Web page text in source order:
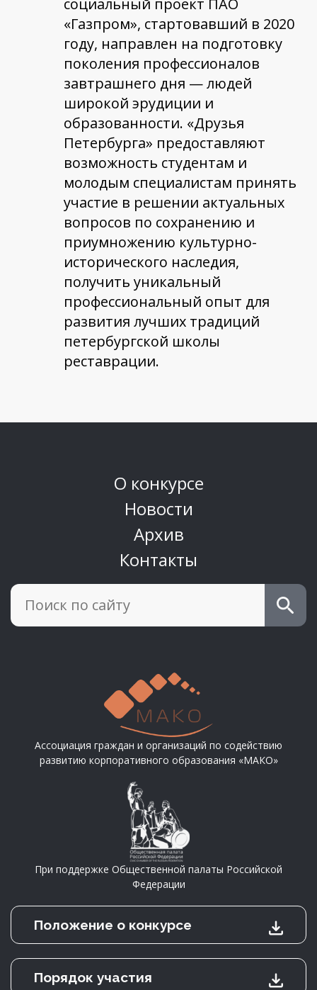
социальный проект ПАО
«Газпром», стартовавший в 2020
году, направлен на подготовку
поколения профессионалов
завтрашнего дня — людей
широкой эрудиции и
образованности. «Друзья
Петербурга» предоставляют
возможность студентам и
молодым специалистам принять
участие в решении актуальных
вопросов по сохранению и
приумножению культурно-
исторического наследия,
получить уникальный
профессиональный опыт для
развития лучших традиций
петербургской школы
реставрации.
О конкурсе
Новости
Архив
Контакты
Ассоциация граждан и организаций по содействию
развитию корпоративного образования «МАКО»
При поддержке Общественной палаты Российской
Федерации
Положение о конкурсе
Порядок участия